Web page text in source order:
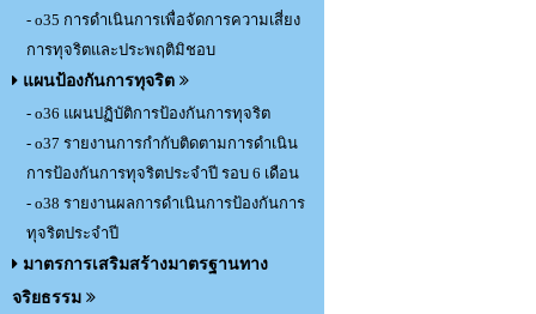
- o35 การดำเนินการเพื่อจัดการความเสี่ยง
การทุจริตและประพฤติมิชอบ
แผนป้องกันการทุจริต
- o36 แผนปฏิบัติการป้องกันการทุจริต
- o37 รายงานการกำกับติดตามการดำเนิน
การป้องกันการทุจริตประจำปี รอบ 6 เดือน
- o38 รายงานผลการดำเนินการป้องกันการ
ทุจริตประจำปี
มาตรการเสริมสร้างมาตรฐานทาง
จริยธรรม